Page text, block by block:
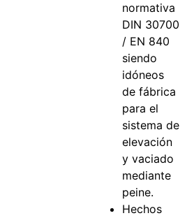
normativa
DIN 30700
/ EN 840
siendo
idóneos
de fábrica
para el
sistema de
elevación
y vaciado
mediante
peine.
Hechos